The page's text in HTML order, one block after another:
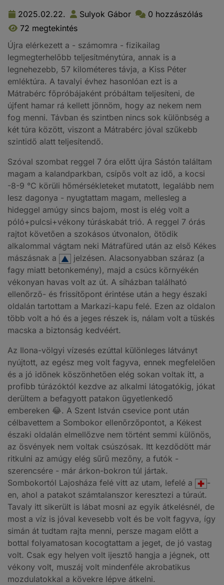
2025.02.22. Sulyok Gábor
0 hozzászólás
72 megtekintés
Újra elérkezett a - számomra - fizikailag
legmegterhelőbb teljesítménytúra, annak is a
legnehezebb, 57 kilométeres távja, a Kiss Péter
emléktúra. A tavalyi évhez hasonlóan ezt is a
Mátrabérc főpróbájaként próbáltam teljesíteni, de
újfent hamar rá kellett jönnöm, hogy az nekem nem
fog menni. Távban és szintben nincs sok különbség a
két túra között, viszont a Mátrabérc jóval szűkebb
szintidő alatt teljesítendő.
Szóval szombat reggel 7 óra előtt újra Sástón találtam
magam a kalandparkban, csípős volt az idő, a kocsi
-8-9 °C körüli hőmérsékleteket mutatott, legalább nem
lesz dagonya - nyugtattam magam, mellesleg a
hideggel amúgy sincs bajom, most is elég volt a
póló+pulcsi+vékony túráskabát trió. A reggel 7 órás
rajtot követően a szokásos útvonalon, ötödik
alkalommal vágtam neki Mátrafüred után az első Kékes
mászásnak a
jelzésen. Alacsonyabban száraz (a
fagy miatt betonkemény), majd a csúcs környékén
vékonyan havas volt az út. A síházban található
ellenőrző- és frissítőpont érintése után a hegy északi
oldalán tartottam a Markazi-kapu felé. Ezen az oldalon
több volt a hó és a jeges részek is, nálam volt a tüskés
macska a biztonság kedvéért.
Az Ilona-völgyi vízesés ezúttal különleges látványt
nyújtott, az egész meg volt fagyva, ennek megfelelően
és a jó időnek köszönhetően elég sokan voltak itt, a
profibb túrázóktól kezdve az alkalmi látogatókig, jókat
derültem a befagyott patakon ügyetlenkedő
embereken 😂. A Szent István csevice pont után
célbavettem a Sombokor ellenőrzőpontot, a Kékest
északi oldalán elmellőzve nem történt semmi különös,
az ösvények nem voltak csúszósak. Itt kezdődött már
ritkulni az amúgy elég sűrű mezőny, a futók -
szerencsére - már árkon-bokron túl jártak.
Sombokortól Lajosháza felé vitt az utam, lefelé a
-
en, ahol a patakot számtalanszor keresztezi a túraút.
Tavaly itt sikerült is lábat mosni az egyik átkelésnél, de
most a víz is jóval kevesebb volt és be volt fagyva, így
simán át tudtam rajta menni, persze magam előtt a
bottal folyamatosan kocogtattam a jeget, de jó vastag
volt. Csak egy helyen volt ijesztő hangja a jégnek, ott
vékony volt, muszáj volt mindenféle akrobatikus
mozdulatokkal a kövekre lépve átkelni.